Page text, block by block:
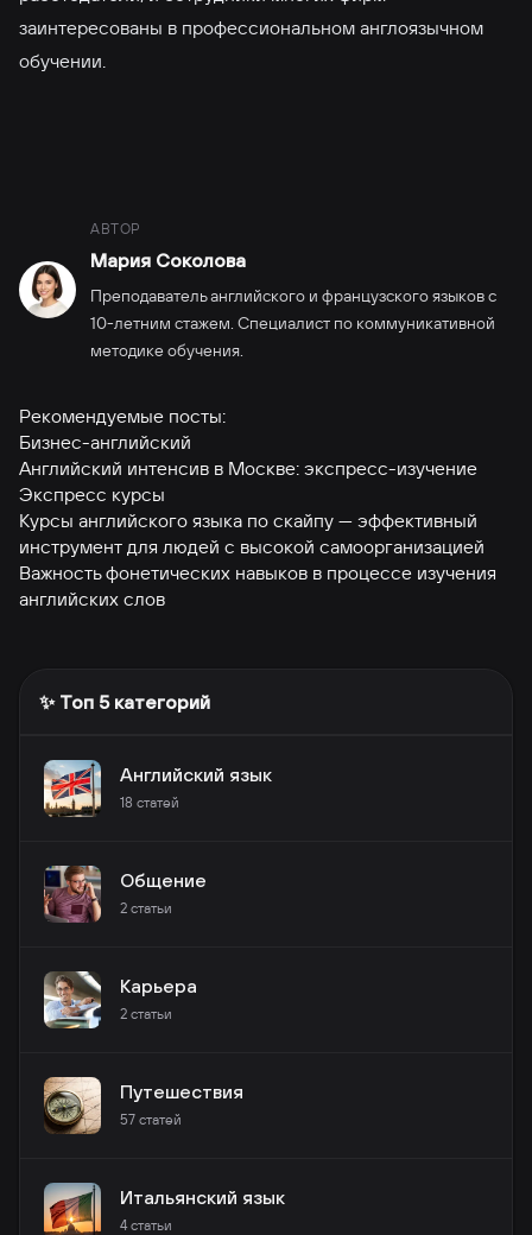
заинтересованы в профессиональном англоязычном
обучении.
АВТОР
Мария Соколова
Преподаватель английского и французского языков с
10-летним стажем. Специалист по коммуникативной
методике обучения.
Рекомендуемые посты:
Бизнес-английский
Английский интенсив в Москве: экспресс-изучение
Экспресс курсы
Курсы английского языка по скайпу — эффективный
инструмент для людей с высокой самоорганизацией
Важность фонетических навыков в процессе изучения
английских слов
✨ Топ 5 категорий
Английский язык
18 статей
Общение
2 статьи
Карьера
2 статьи
Путешествия
57 статей
Итальянский язык
4 статьи